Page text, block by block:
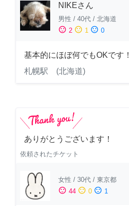
NIKEさん
男性 / 40代 / 北海道
sentiment_satisfied 2 sentiment_neutral 1 sentiment_dissatisfied 0
基本的にほぼ何でもOKです！
札幌駅 (北海道)
ありがとうございます！
依頼されたチケット
女性 / 30代 / 東京都
sentiment_satisfied 44 sentiment_neutral 0 sentiment_dissatisfied 1